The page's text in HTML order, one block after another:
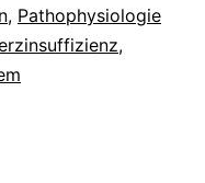
, Pathophysiologie
,